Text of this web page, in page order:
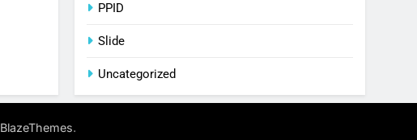
PPID
Slide
Uncategorized
BlazeThemes.